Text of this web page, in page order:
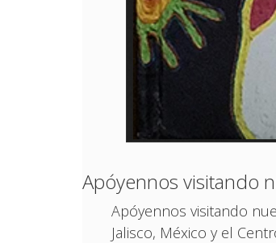
Apóyennos visitando
Apóyennos visitando
Jalisco, México y el